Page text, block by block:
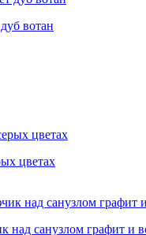
вотан
цветах
над санузлом графит и